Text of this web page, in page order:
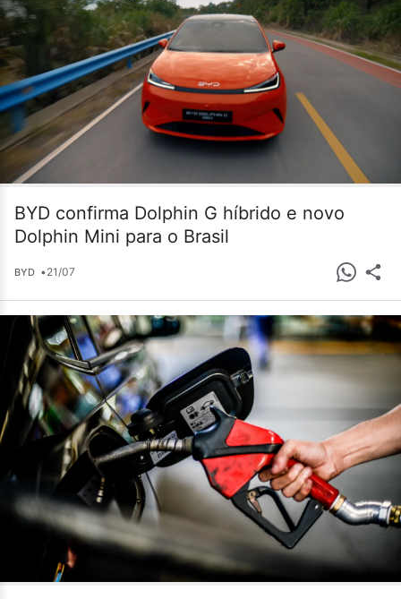
BYD confirma Dolphin G híbrido e novo
Dolphin Mini para o Brasil
BYD •21/07